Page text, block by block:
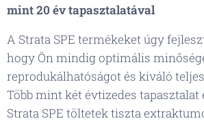
mint 20 év tapasztalatával
A Strata SPE termékeket úgy
hogy Ön mindig optimális
reprodukálhatóságot és kiváló
Több mint két évtizedes
Strata SPE töltetek tiszta